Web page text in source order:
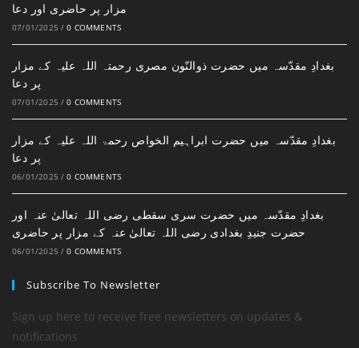
مزار پر حاضری اور دعا
07/01/2025 / 0 COMMENTS
بغدادِ مقدّسہ میں حضرت ذوالنّون مصری رحمتہ اللہ علیہ کے مزار
پر دعا
07/01/2025 / 0 COMMENTS
بغدادِ مقدّسہ میں حضرت ابراہیم الخواص رحمۃ اللہ علیہ کے مزار
پر دعا
06/01/2025 / 0 COMMENTS
بغدادِ مقدّسہ میں حضرت سری سقطی رضی اللہ تعالیٰ عنہ اور
حضرت جنیدِ بغدادی رضی اللہ تعالیٰ عنہ کے مزار پر حاضری
06/01/2025 / 0 COMMENTS
Subscribe To Newsletter
Sign up here to receive free newsletters on updates &
notifications